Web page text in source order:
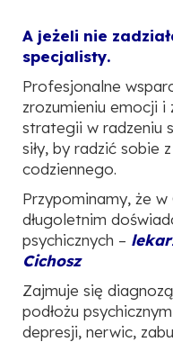
A jeżeli nie
specjalisty.
Profesjonalne
zrozumieniu emocji i
strategii w radzeniu
siły, by radzić sobie
codziennego.
Przypominamy, że
długoletnim
psychicznych –
Cichosz
Zajmuje się
podłożu
depresji, nerwic,